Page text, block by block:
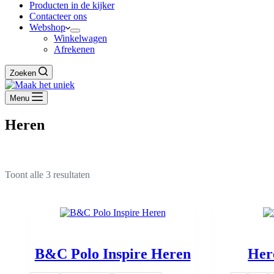
Producten in de kijker
Contacteer ons
Webshop
Winkelwagen
Afrekenen
Zoeken
Menu
Heren
Toont alle 3 resultaten
B&C Polo Inspire Heren